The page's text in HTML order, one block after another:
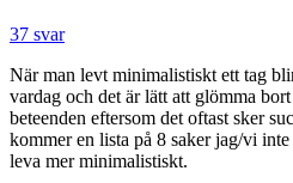
37 svar
När man levt minimalistiskt ett tag
vardag och det är lätt att glömma
beteenden eftersom det oftast sker
kommer en lista på 8 saker jag/vi
leva mer minimalistiskt.